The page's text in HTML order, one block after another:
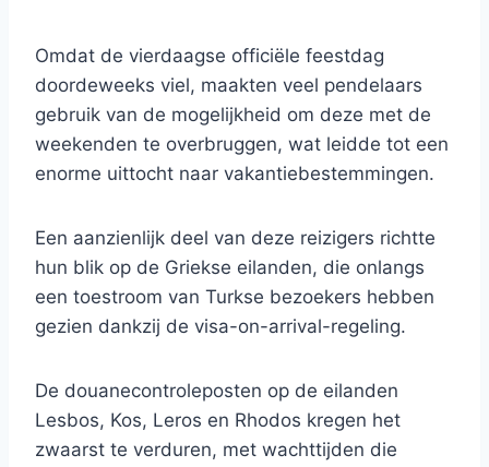
Omdat de vierdaagse officiële feestdag
doordeweeks viel, maakten veel pendelaars
gebruik van de mogelijkheid om deze met de
weekenden te overbruggen, wat leidde tot een
enorme uittocht naar vakantiebestemmingen.
Een aanzienlijk deel van deze reizigers richtte
hun blik op de Griekse eilanden, die onlangs
een toestroom van Turkse bezoekers hebben
gezien dankzij de visa-on-arrival-regeling.
De douanecontroleposten op de eilanden
Lesbos, Kos, Leros en Rhodos kregen het
zwaarst te verduren, met wachttijden die